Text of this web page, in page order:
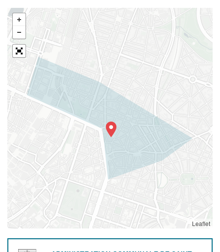
Leaflet